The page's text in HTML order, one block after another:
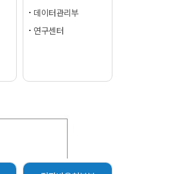
데이터관리부
연구센터